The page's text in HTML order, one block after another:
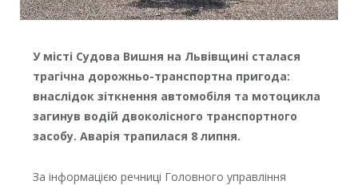
У місті Судова Вишня на Львівщині сталася
трагічна дорожньо-транспортна пригода:
внаслідок зіткнення автомобіля та мотоцикла
загинув водій двоколісного транспортного
засобу. Аварія трапилася 8 липня.
За інформацією речниці Головного управління